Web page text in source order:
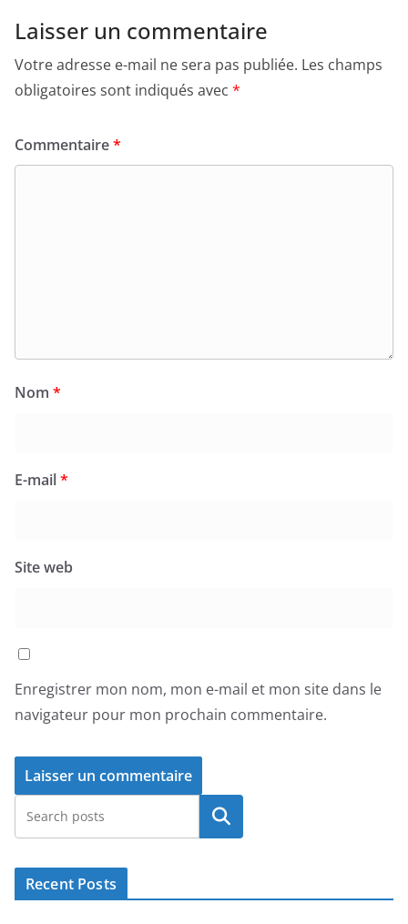
Laisser un commentaire
Votre adresse e-mail ne sera pas publiée. Les champs
obligatoires sont indiqués avec *
Commentaire*
Nom *
E-mail*
Site web
Enregistrer mon nom, mon e-mail et mon site dans le
navigateur pour mon prochain commentaire.
Rechercher
Recent Posts